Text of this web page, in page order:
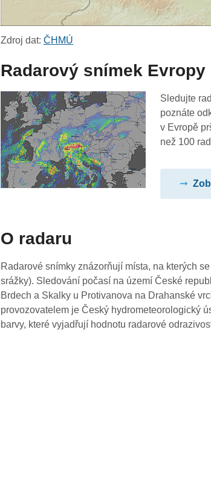
Zdroj dat:ČHMÚ
Radarový snímek Evropy
Sledujte
poznáte
v Evropě
než 100
O radaru
Radarové snímky znázorňují místa, na kterých
srážky). Sledování počasí na území České
Brdech a Skalky u Protivanova na Drahanské
provozovatelem je Český hydrometeorologický
barvy, které vyjadřují hodnotu radarové